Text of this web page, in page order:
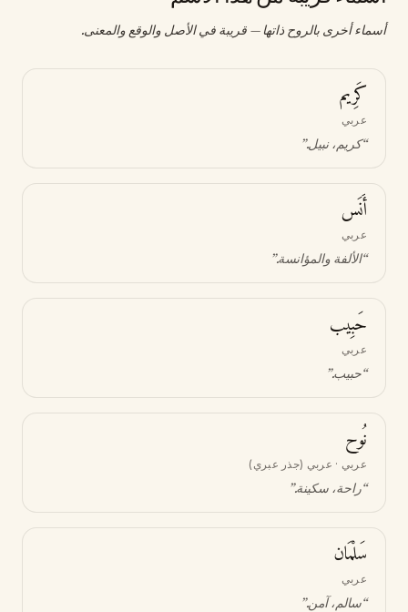
أسماء أخرى بالروح ذاتها — قريبة في الأصل والوقع والمعنى.
كَرِيم
عربي
“كريم، نبيل.”
أَنَس
عربي
“الألفة والمؤانسة.”
حَبِيب
عربي
“حبيب.”
نُوح
عربي · عربي (جذر عبري)
“راحة، سكينة.”
سَلْمَان
عربي
“سالم، آمن.”